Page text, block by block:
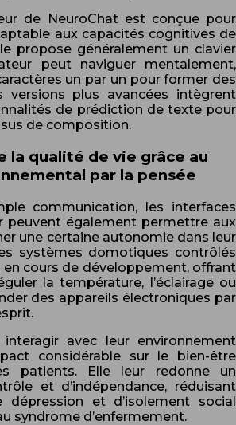
de NeuroChat est conçue pour
aux capacités cognitives de
propose généralement un clavier
peut naviguer mentalement,
un par un pour former des
versions plus avancées intègrent
de prédiction de texte pour
de composition.
la qualité de vie grâce au
par la pensée
communication, les interfaces
peuvent également permettre aux
une certaine autonomie dans leur
systèmes domotiques contrôlés
en cours de développement, offrant
la température, l’éclairage ou
des appareils électroniques par
avec leur environnement
considérable sur le bien-être
patients. Elle leur redonne un
et d’indépendance, réduisant
et d’isolement social
syndrome d’enfermement.